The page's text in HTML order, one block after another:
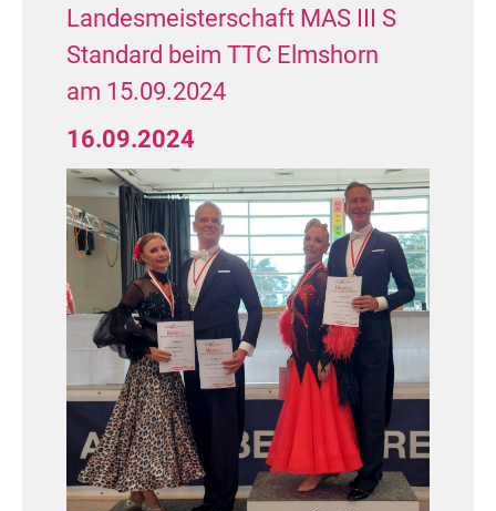
Landesmeisterschaft MAS III S
Standard beim TTC Elmshorn
am 15.09.2024
16.09.2024